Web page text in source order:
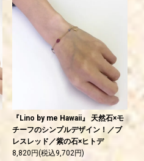
『Lino by me Hawaii』 天然石×モ
チーフのシンプルデザイン！／ブ
レスレッド／紫の石×ヒトデ
8,820円(税込9,702円)